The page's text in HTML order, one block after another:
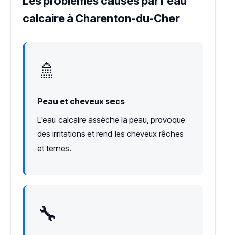
calcaire à Charenton-du-Cher
🚿
Peau et cheveux secs
L'eau calcaire assèche la peau, provoque
des irritations et rend les cheveux rêches
et ternes.
🔧